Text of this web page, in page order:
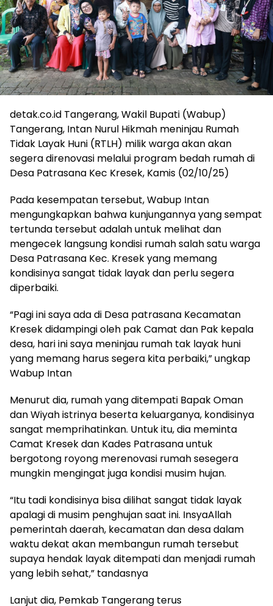
detak.co.id Tangerang, Wakil Bupati (Wabup)
Tangerang, Intan Nurul Hikmah meninjau Rumah
Tidak Layak Huni (RTLH) milik warga akan akan
segera direnovasi melalui program bedah rumah di
Desa Patrasana Kec Kresek, Kamis (02/10/25)
Pada kesempatan tersebut, Wabup Intan
mengungkapkan bahwa kunjungannya yang sempat
tertunda tersebut adalah untuk melihat dan
mengecek langsung kondisi rumah salah satu warga
Desa Patrasana Kec. Kresek yang memang
kondisinya sangat tidak layak dan perlu segera
diperbaiki.
“Pagi ini saya ada di Desa patrasana Kecamatan
Kresek didampingi oleh pak Camat dan Pak kepala
desa, hari ini saya meninjau rumah tak layak huni
yang memang harus segera kita perbaiki,” ungkap
Wabup Intan
Menurut dia, rumah yang ditempati Bapak Oman
dan Wiyah istrinya beserta keluarganya, kondisinya
sangat memprihatinkan. Untuk itu, dia meminta
Camat Kresek dan Kades Patrasana untuk
bergotong royong merenovasi rumah sesegera
mungkin mengingat juga kondisi musim hujan.
“Itu tadi kondisinya bisa dilihat sangat tidak layak
apalagi di musim penghujan saat ini. InsyaAllah
pemerintah daerah, kecamatan dan desa dalam
waktu dekat akan membangun rumah tersebut
supaya hendak layak ditempati dan menjadi rumah
yang lebih sehat,” tandasnya
Lanjut dia, Pemkab Tangerang terus